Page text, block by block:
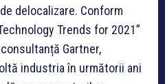
delocalizare. Conform
Trends for 2021”
Gartner,
industria în următorii ani